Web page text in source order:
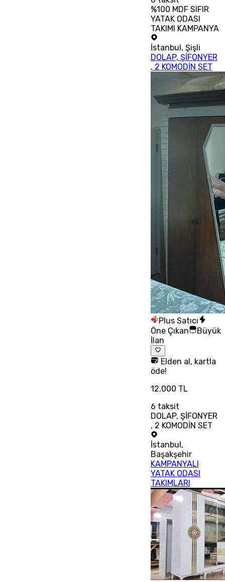
%100 MDF SIFIR
YATAK ODASI
TAKIMI KAMPANYA
İstanbul, Şişli
DOLAP, ŞİFONYER
, 2 KOMODİN SET
Plus Satıcı
Öne Çıkan
Büyük
İlan
Elden al, kartla
öde!
12.000 TL
6 taksit
DOLAP, ŞİFONYER
, 2 KOMODİN SET
İstanbul ,
Başakşehir
KAMPANYALI
YATAK ODASI
TAKIMLARI